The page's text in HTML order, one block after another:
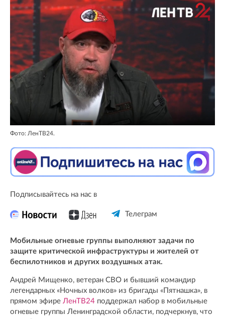
Фото: ЛенТВ24.
Подписывайтесь на нас в
Телеграм
Мобильные огневые группы выполняют задачи по
защите критической инфраструктуры и жителей от
беспилотников и других воздушных атак.
Андрей Мищенко, ветеран СВО и бывший командир
легендарных «Ночных волков» из бригады «Пятнашка», в
прямом эфире ЛенТВ24 поддержал набор в мобильные
огневые группы Ленинградской области, подчеркнув, что